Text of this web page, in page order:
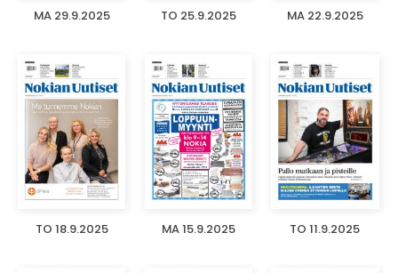
MA 29.9.2025 TO 25.9.2025 MA 22.9.2025
TO 18.9.2025 MA 15.9.2025 TO 11.9.2025